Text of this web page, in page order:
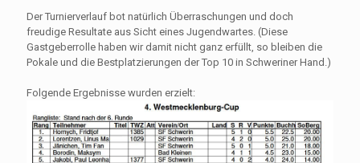
Der Turnierverlauf bot natürlich Überraschungen und doch
freudige Resultate aus Sicht eines Jugendwartes. (Diese
Gastgeberrolle haben wir damit nicht ganz erfüllt, so bleiben die
Pokale und die Bestplatzierungen der Top 10 in Schweriner Hand.)
Folgende Ergebnisse wurden erzielt: